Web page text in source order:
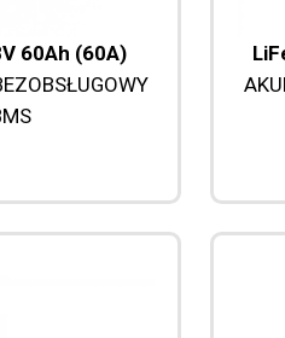
60Ah (60A)